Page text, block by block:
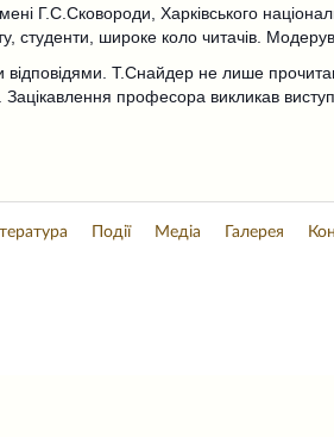
Г.С.Сковороди, Харківського
студенти, широке коло читачів.
Т.Снайдер не лише
професора викликав
Події Медіа Галерея